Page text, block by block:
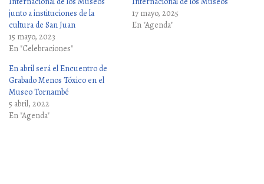
junto a instituciones de la
cultura de San Juan
15 mayo, 2023
En "Celebraciones"
17 mayo, 2025
En "Agenda"
En abril será el Encuentro de
Grabado Menos Tóxico en el
Museo Tornambé
5 abril, 2022
En "Agenda"